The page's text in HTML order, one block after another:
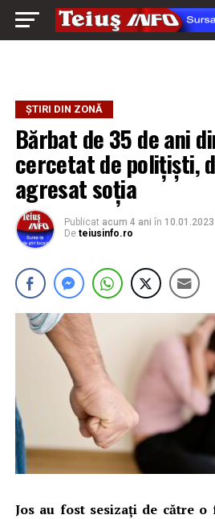
ȘTIRI DIN ZONĂ
Bărbat de 35 de ani
cercetat de polițiști,
agresat soția
Publicat acum 4 ani în 10.01.2023
De teiusinfo.ro
Jos au fost sesizați de către o